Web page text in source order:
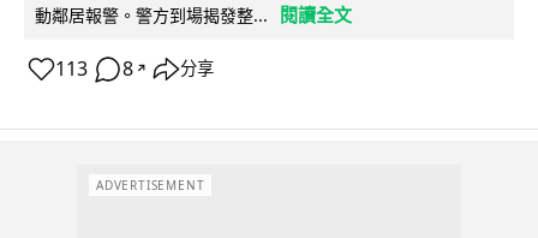
動鄰居報警。警方到場揭發整...
閱讀全文
113 8 ↗ 分享
ADVERTISEMENT